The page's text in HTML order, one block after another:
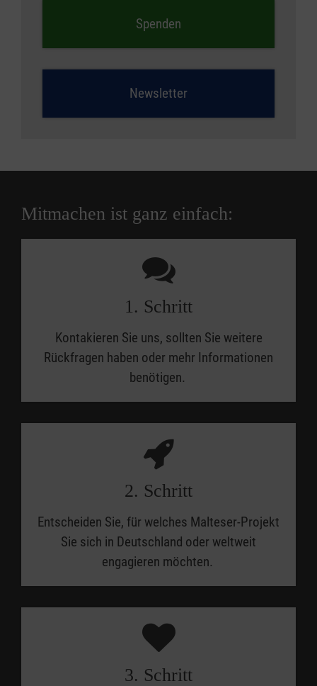
Spen­den
News­letter
Mitmachen ist ganz einfach:
1. Schritt
Kontakieren Sie uns, sollten Sie weitere
Rückfragen haben oder mehr Informationen
benötigen.
2. Schritt
Entscheiden Sie, für welches Malteser-Projekt
Sie sich in Deutschland oder weltweit
engagieren möchten.
3. Schritt